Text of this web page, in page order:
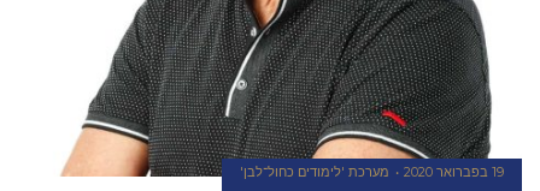
19 בפברואר 2020 מערכת 'לימודים כחול־לבן'